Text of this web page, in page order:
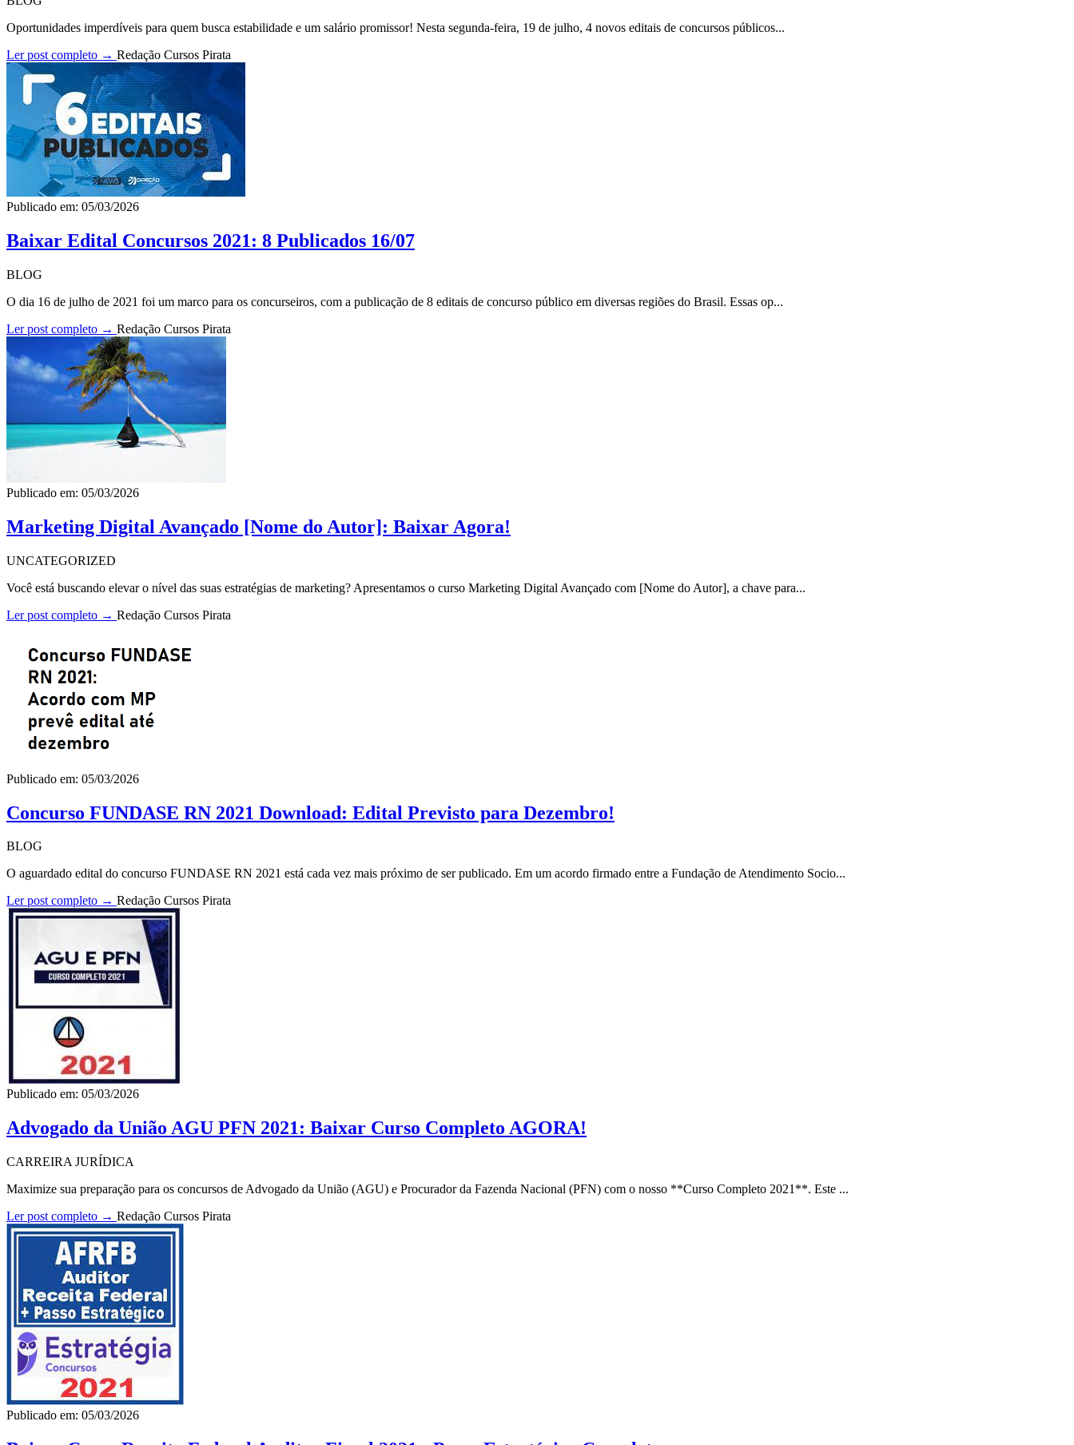
Oportunidades imperdíveis para quem busca estabilidade e um salário promissor! Nesta segunda-feira, 19 de julho, 4 novos editais de concursos públicos...
Ler post completo → Redação Cursos Pirata
Publicado em: 05/03/2026
Baixar Edital Concursos 2021: 8 Publicados 16/07
BLOG
O dia 16 de julho de 2021 foi um marco para os concurseiros, com a publicação de 8 editais de concurso público em diversas regiões do Brasil. Essas op...
Ler post completo → Redação Cursos Pirata
Publicado em: 05/03/2026
Marketing Digital Avançado [Nome do Autor]: Baixar Agora!
UNCATEGORIZED
Você está buscando elevar o nível das suas estratégias de marketing? Apresentamos o curso Marketing Digital Avançado com [Nome do Autor], a chave para...
Ler post completo → Redação Cursos Pirata
Publicado em: 05/03/2026
Concurso FUNDASE RN 2021 Download: Edital Previsto para Dezembro!
BLOG
O aguardado edital do concurso FUNDASE RN 2021 está cada vez mais próximo de ser publicado. Em um acordo firmado entre a Fundação de Atendimento Socio...
Ler post completo → Redação Cursos Pirata
Publicado em: 05/03/2026
Advogado da União AGU PFN 2021: Baixar Curso Completo AGORA!
CARREIRA JURÍDICA
Maximize sua preparação para os concursos de Advogado da União (AGU) e Procurador da Fazenda Nacional (PFN) com o nosso **Curso Completo 2021**. Este ...
Ler post completo → Redação Cursos Pirata
Publicado em: 05/03/2026